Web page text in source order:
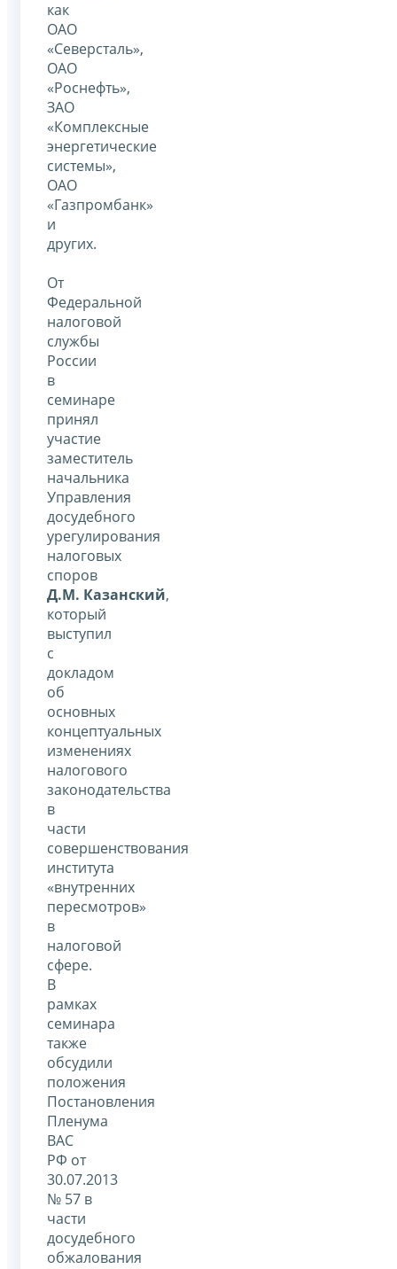
как
ОАО
«Северсталь»,
ОАО
«Роснефть»,
ЗАО
«Комплексные
энергетические
системы»,
ОАО
«Газпромбанк»
и
других.
От
Федеральной
налоговой
службы
России
в
семинаре
принял
участие
заместитель
начальника
Управления
досудебного
урегулирования
налоговых
споров
Д.М. Казанский,
который
выступил
с
докладом
об
основных
концептуальных
изменениях
налогового
законодательства
в
части
совершенствования
института
«внутренних
пересмотров»
в
налоговой
сфере.
В
рамках
семинара
также
обсудили
положения
Постановления
Пленума
ВАС
РФ от
30.07.2013
№ 57 в
части
досудебного
обжалования